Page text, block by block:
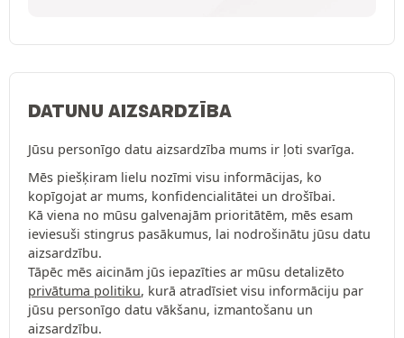
DATUNU AIZSARDZĪBA
Jūsu personīgo datu aizsardzība mums ir ļoti svarīga.
Mēs piešķiram lielu nozīmi visu informācijas, ko
kopīgojat ar mums, konfidencialitātei un drošībai.
Kā viena no mūsu galvenajām prioritātēm, mēs esam
ieviesuši stingrus pasākumus, lai nodrošinātu jūsu datu
aizsardzību.
Tāpēc mēs aicinām jūs iepazīties ar mūsu detalizēto
privātuma politiku, kurā atradīsiet visu informāciju par
jūsu personīgo datu vākšanu, izmantošanu un
aizsardzību.